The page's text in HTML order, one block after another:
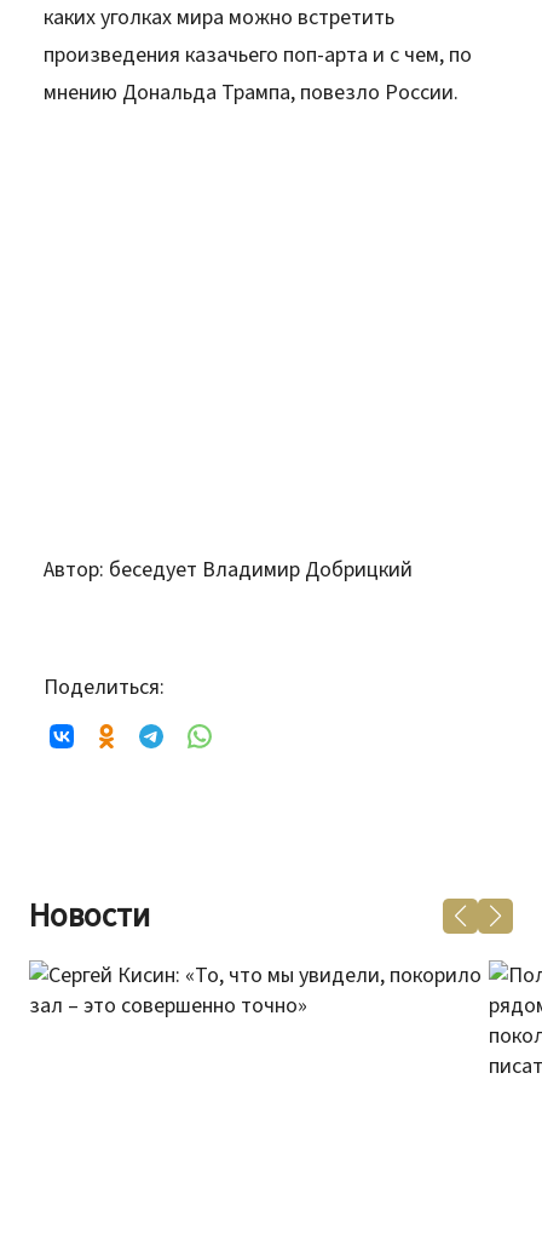
каких уголках мира можно встретить
произведения казачьего поп-арта и с чем, по
мнению Дональда Трампа, повезло России.
Автор: беседует Владимир Добрицкий
Поделиться:
Новости